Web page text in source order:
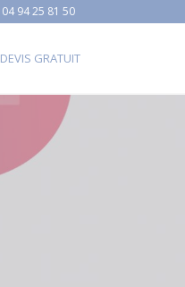
04 94 25 81 50
DEVIS GRATUIT